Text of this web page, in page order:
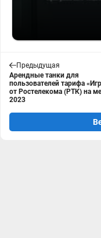
Предыдущая
Арендные танки для
пользователей тарифа
от Ростелекома (РТК) на
2023